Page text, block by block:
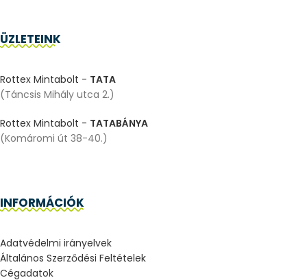
ÜZLETEINK
Rottex Mintabolt - TATA
(Táncsis Mihály utca 2.)
Rottex Mintabolt - TATABÁNYA
(Komáromi út 38-40.)
INFORMÁCIÓK
Adatvédelmi irányelvek
Általános Szerződési Feltételek
Cégadatok